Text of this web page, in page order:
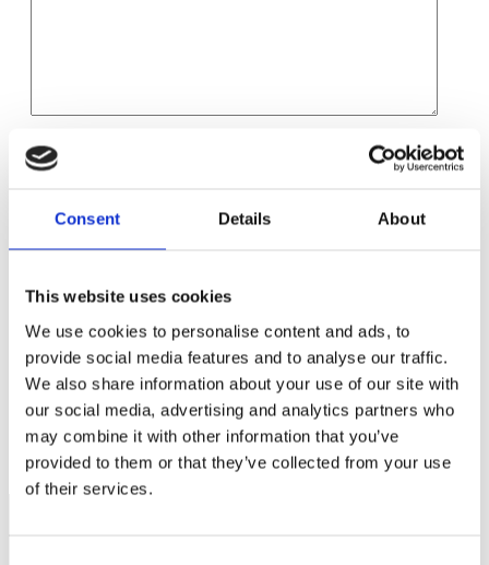
Consent Details About
This website uses cookies
We use cookies to personalise content and ads, to
provide social media features and to analyse our traffic.
We also share information about your use of our site with
our social media, advertising and analytics partners who
may combine it with other information that you’ve
provided to them or that they’ve collected from your use
of their services.
Namn
Webbplats
webbläsare till nästa gång jag skriver en kommentar.
Svenskar minst benägna starta företag
Så tycker småföretagen om budgetförslaget